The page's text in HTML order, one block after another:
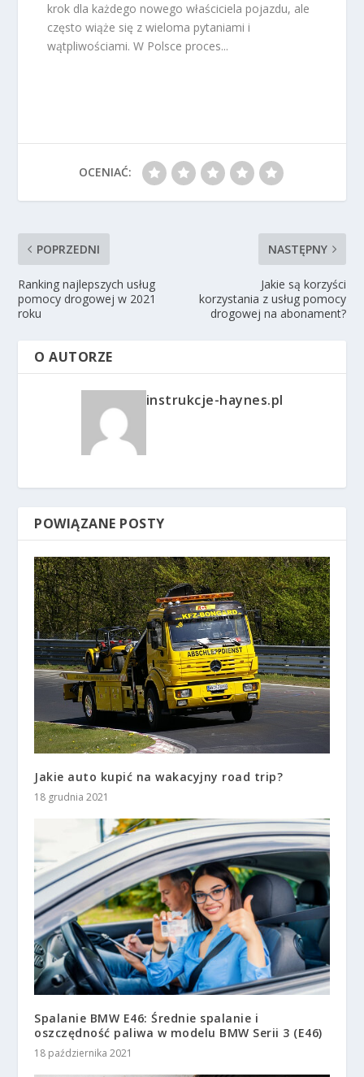
krok dla każdego nowego właściciela pojazdu, ale
często wiąże się z wieloma pytaniami i
wątpliwościami. W Polsce proces...
OCENIAĆ:
POPRZEDNI
Ranking najlepszych usług
pomocy drogowej w 2021
roku
NASTĘPNY
Jakie są korzyści
korzystania z usług pomocy
drogowej na abonament?
O AUTORZE
instrukcje-haynes.pl
POWIĄZANE POSTY
Jakie auto kupić na wakacyjny road trip?
18 grudnia 2021
Spalanie BMW E46: Średnie spalanie i
oszczędność paliwa w modelu BMW Serii 3 (E46)
18 października 2021